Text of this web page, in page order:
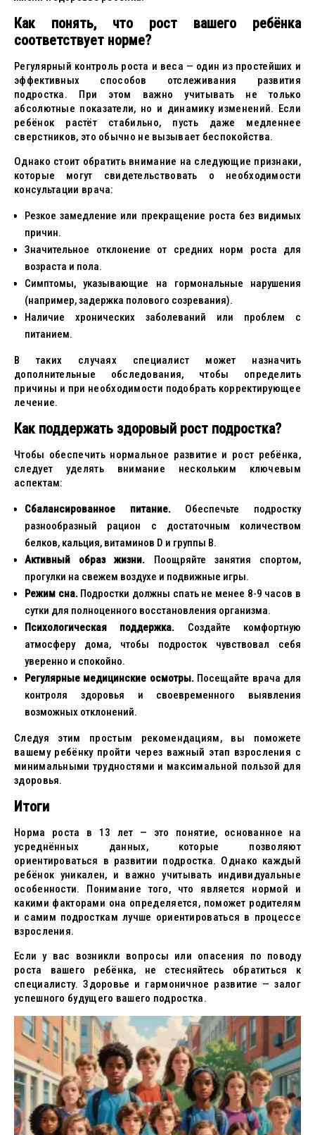
Как понять, что рост вашего ребёнка
соответствует норме?
Регулярный контроль роста и веса — один из простейших и
эффективных способов отслеживания развития
подростка. При этом важно учитывать не только
абсолютные показатели, но и динамику изменений. Если
ребёнок растёт стабильно, пусть даже медленнее
сверстников, это обычно не вызывает беспокойства.
Однако стоит обратить внимание на следующие признаки,
которые могут свидетельствовать о необходимости
консультации врача:
Резкое замедление или прекращение роста без видимых
причин.
Значительное отклонение от средних норм роста для
возраста и пола.
Симптомы, указывающие на гормональные нарушения
(например, задержка полового созревания).
Наличие хронических заболеваний или проблем с
питанием.
В таких случаях специалист может назначить
дополнительные обследования, чтобы определить
причины и при необходимости подобрать корректирующее
лечение.
Как поддержать здоровый рост подростка?
Чтобы обеспечить нормальное развитие и рост ребёнка,
следует уделять внимание нескольким ключевым
аспектам:
Сбалансированное питание.Обеспечьте подростку
разнообразный рацион с достаточным количеством
белков, кальция, витаминов D и группы B.
Активный образ жизни. Поощряйте занятия спортом,
прогулки на свежем воздухе и подвижные игры.
Режим сна.Подростки должны спать не менее 8-9 часов в
сутки для полноценного восстановления организма.
Психологическая поддержка. Создайте комфортную
атмосферу дома, чтобы подросток чувствовал себя
уверенно и спокойно.
Регулярные медицинские осмотры.Посещайте врача для
контроля здоровья и своевременного выявления
возможных отклонений.
Следуя этим простым рекомендациям, вы поможете
вашему ребёнку пройти через важный этап взросления с
минимальными трудностями и максимальной пользой для
здоровья.
Итоги
Норма роста в 13 лет — это понятие, основанное на
усреднённых данных, которые позволяют
ориентироваться в развитии подростка. Однако каждый
ребёнок уникален, и важно учитывать индивидуальные
особенности. Понимание того, что является нормой и
какими факторами она определяется, поможет родителям
и самим подросткам лучше ориентироваться в процессе
взросления.
Если у вас возникли вопросы или опасения по поводу
роста вашего ребёнка, не стесняйтесь обратиться к
специалисту. Здоровье и гармоничное развитие — залог
успешного будущего вашего подростка.